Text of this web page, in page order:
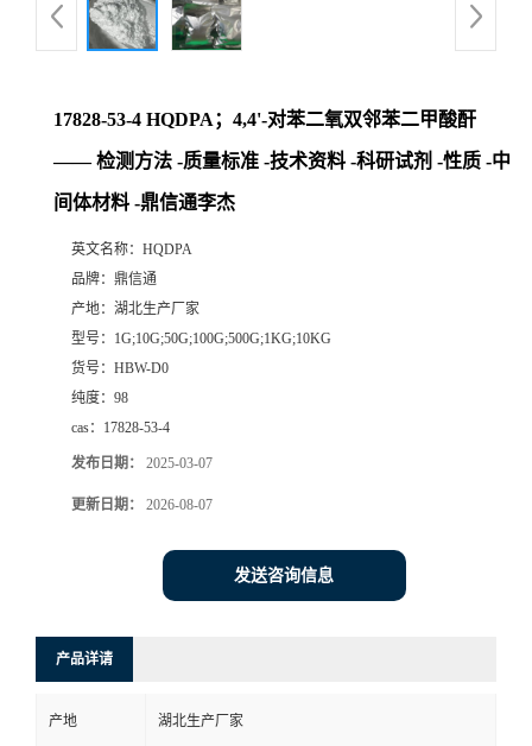
17828-53-4 HQDPA；4,4'-对苯二氧双邻苯二甲酸酐
—— 检测方法 -质量标准 -技术资料 -科研试剂 -性质 -中
间体材料 -鼎信通李杰
英文名称： HQDPA
品牌： 鼎信通
产地： 湖北生产厂家
型号： 1G;10G;50G;100G;500G;1KG;10KG
货号： HBW-D0
纯度： 98
cas： 17828-53-4
发布日期： 2025-03-07
更新日期： 2026-08-07
发送咨询信息
产品详请
产地 湖北生产厂家